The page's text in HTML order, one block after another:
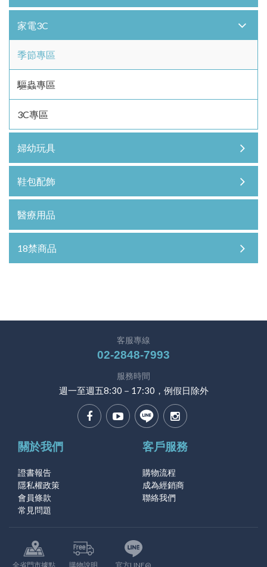
家電3C
季節專區
驅蟲專區
3C專區
婦幼玩具
鞋包配飾
醫療用品
18禁商品
客服專線
02-2848-7993
服務時間
週一至週五8:30－17:30，例假日除外
關於我們
證書報告
隱私權政策
會員條款
常見問題
客戶服務
購物流程
成為經銷商
聯絡我們
全省門市據點 購物說明 官方LINE@